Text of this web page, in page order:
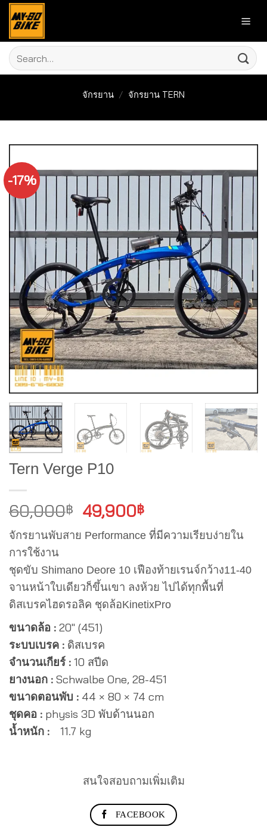
Skip
content
Search
for:
จักรยาน / จักรยาน TERN
-17%
Tern Verge P10
60,000฿ Original
price
was:
49,900฿Current
price
is:
49,900฿.
จักรยานพับสาย Performance ที่มีความเรียบง่ายใน
การใช้งาน
ชุดขับ Shimano Deore 10 เฟืองท้ายเรนจ์กว้าง11-40
จานหน้าใบเดียวก็ขึ้นเขา ลงห้วย ไปได้ทุกพื้นที่
ดิสเบรคไฮดรอลิค ชุดล้อKinetixPro
ขนาดล้อ : 20″ (451)
ระบบเบรค : ดิสเบรค
จำนวนเกียร์ : 10 สปีด
ยางนอก : Schwalbe One, 28-451
ขนาดตอนพับ : 44 × 80 × 74 cm
ชุดคอ : physis 3D พับด้านนอก
น้ำหนัก : 11.7 kg
สนใจสอบถามเพิ่มเติม
FACEBOOK